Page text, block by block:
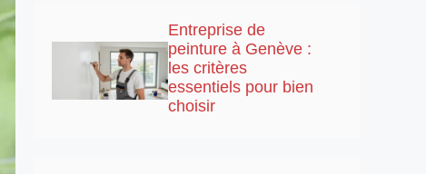
Entreprise de
peinture à Genève :
les critères
essentiels pour bien
choisir